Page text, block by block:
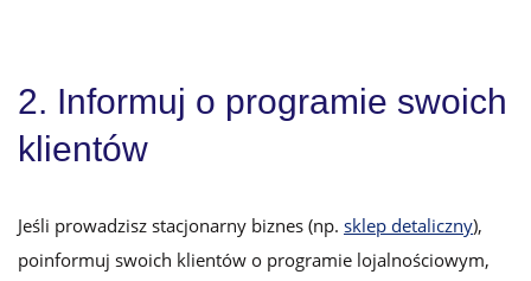
2. Informuj o programie swoich
klientów
Jeśli prowadzisz stacjonarny biznes (np. sklep detaliczny),
poinformuj swoich klientów o programie lojalnościowym,